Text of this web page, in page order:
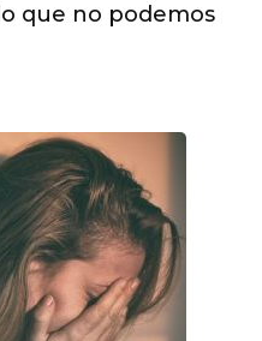
que no podemos